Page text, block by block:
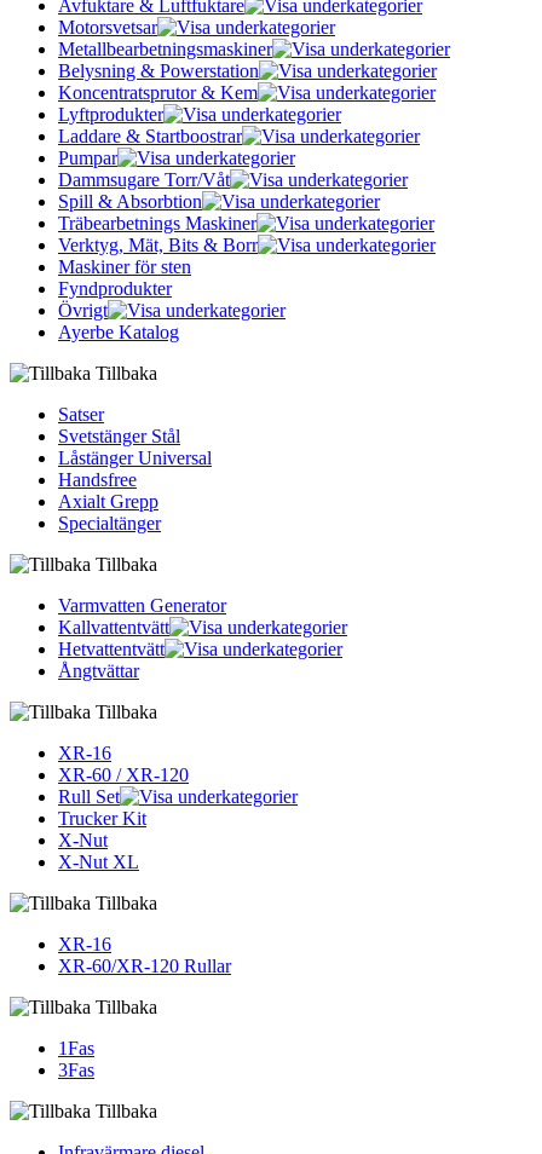
Avfuktare & Luftfuktare
Motorsvetsar
Metallbearbetningsmaskiner
Belysning & Powerstation
Koncentratsprutor & Kem
Lyftprodukter
Laddare & Startboostrar
Pumpar
Dammsugare Torr/Våt
Spill & Absorbtion
Träbearbetnings Maskiner
Verktyg, Mät, Bits & Borr
Maskiner för sten
Fyndprodukter
Övrigt
Ayerbe Katalog
Tillbaka
Satser
Svetstänger Stål
Låstänger Universal
Handsfree
Axialt Grepp
Specialtänger
Tillbaka
Varmvatten Generator
Kallvattentvätt
Hetvattentvätt
Ångtvättar
Tillbaka
XR-16
XR-60 / XR-120
Rull Set
Trucker Kit
X-Nut
X-Nut XL
Tillbaka
XR-16
XR-60/XR-120 Rullar
Tillbaka
1Fas
3Fas
Tillbaka